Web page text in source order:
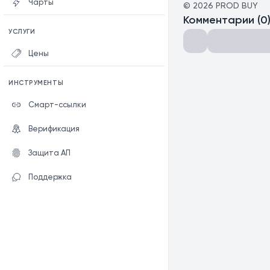
Чарты
УСЛУГИ
Цены
ИНСТРУМЕНТЫ
Смарт-ссылки
Верификация
Защита АП
Поддержка
© 2026 PROD BUY
Комментарии (0)